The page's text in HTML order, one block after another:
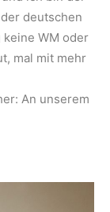
deutschen
WM oder
mal mit mehr
An unserem